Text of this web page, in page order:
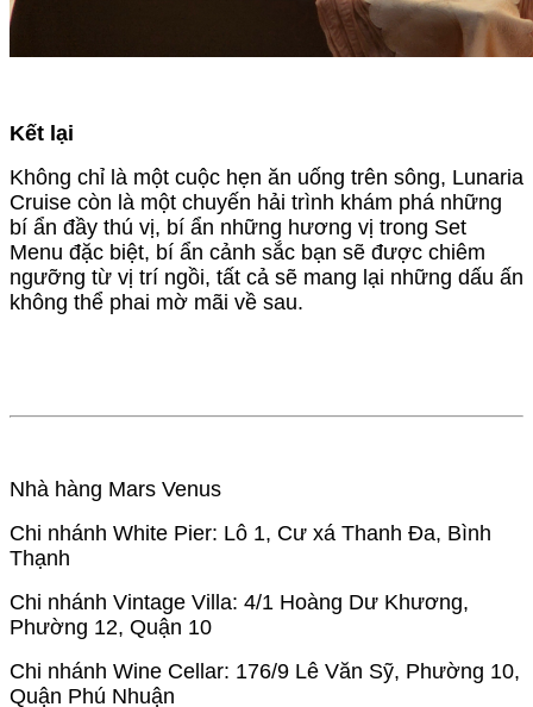
Kết lại
Không chỉ là một cuộc hẹn ăn uống trên sông, Lunaria
Cruise còn là một chuyến hải trình khám phá những
bí ẩn đầy thú vị, bí ẩn những hương vị trong Set
Menu đặc biệt, bí ẩn cảnh sắc bạn sẽ được chiêm
ngưỡng từ vị trí ngồi, tất cả sẽ mang lại những dấu ấn
không thể phai mờ mãi về sau.
Nhà hàng Mars Venus
Chi nhánh White Pier: Lô 1, Cư xá Thanh Đa, Bình
Thạnh
Chi nhánh Vintage Villa: 4/1 Hoàng Dư Khương,
Phường 12, Quận 10
Chi nhánh Wine Cellar: 176/9 Lê Văn Sỹ, Phường 10,
Quận Phú Nhuận